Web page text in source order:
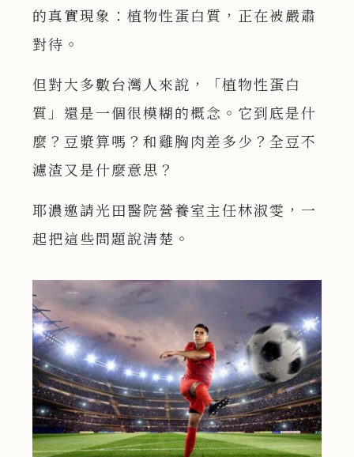
的真實現象：植物性蛋白質，正在被嚴肅
對待。
但對大多數台灣人來說，「植物性蛋白
質」還是一個很模糊的概念。它到底是什
麼？豆漿算嗎？和雞胸肉差多少？全豆不
濾渣又是什麼意思？
耶濃邀請光田醫院營養室主任林淑雯，一
起把這些問題說清楚。